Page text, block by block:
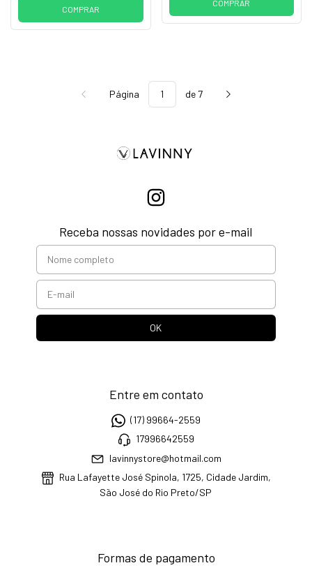
COMPRAR
COMPRAR
Página de 7
Receba nossas novidades por e-mail
Entre em contato
(17) 99664-2559
17996642559
lavinnystore@hotmail.com
Rua Lafayette José Spinola, 1725, Cidade Jardim,
São José do Rio Preto/SP
Formas de pagamento